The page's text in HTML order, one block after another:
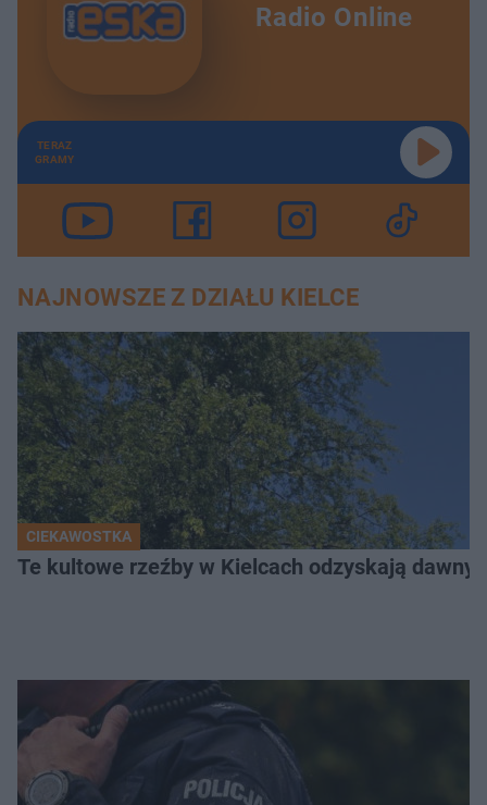
Radio Online
TERAZ
GRAMY
NAJNOWSZE Z DZIAŁU KIELCE
CIEKAWOSTKA
Te kultowe rzeźby w Kielcach odzyskają dawny